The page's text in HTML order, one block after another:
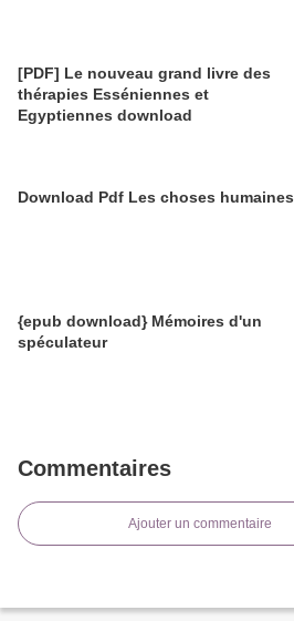
[PDF] Le nouveau grand livre des
thérapies Esséniennes et
Egyptiennes download
Download Pdf Les choses humaines
{epub download} Mémoires d'un
spéculateur
Commentaires
Ajouter un commentaire